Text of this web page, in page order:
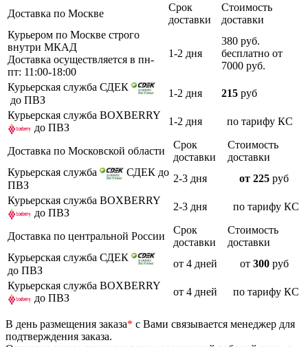
Доставка по Москве
Срок
доставки
Стоимость
доставки
Курьером по Москве строго
внутри МКАД
Доставка осуществляется в пн-
пт: 11:00-18:00
1-2 дня
380 руб.
бесплатно от
7000 руб.
Курьерская служба СДЕК
до ПВЗ
1-2 дня 215 руб
Курьерская служба BOXBERRY
до ПВЗ
1-2 дня по тарифу КС
Доставка по Московской области
Срок
доставки
Стоимость
доставки
Курьерская служба
СДЕК до
ПВЗ
2-3 дня от 225 руб
Курьерская служба BOXBERRY
до ПВЗ
2-3 дня по тарифу КС
Доставка по центральной России
Срок
доставки
Стоимость
доставки
Курьерская служба СДЕК
до ПВЗ
от 4 дней от 300руб
Курьерская служба BOXBERRY
до ПВЗ
от 4 дней по тарифу КС
В день размещения заказа* с Вами связывается менеджер для
подтверждения заказа.